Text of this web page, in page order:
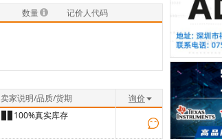
数量 记价人代码
卖家说明/品质/货期
询价
▊▊100%真实库存